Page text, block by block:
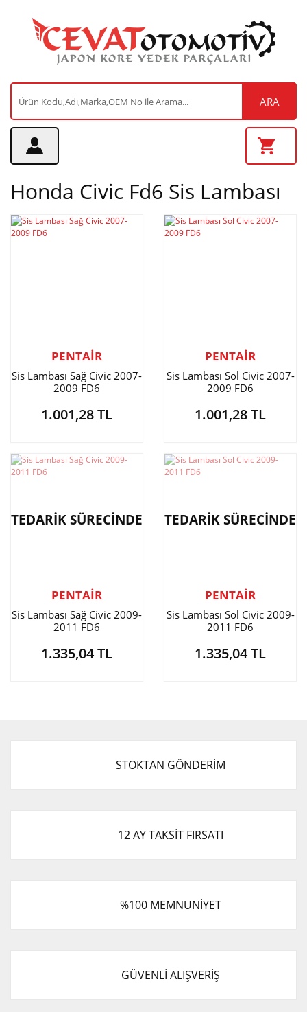
ARA
Honda Civic Fd6 Sis Lambası
PENTAİR
Sis Lambası Sağ Civic 2007-
2009 FD6
1.001,28 TL
PENTAİR
Sis Lambası Sol Civic 2007-
2009 FD6
1.001,28 TL
TEDARİK SÜRECİNDE
PENTAİR
Sis Lambası Sağ Civic 2009-
2011 FD6
1.335,04 TL
TEDARİK SÜRECİNDE
PENTAİR
Sis Lambası Sol Civic 2009-
2011 FD6
1.335,04 TL
STOKTAN GÖNDERİM
12 AY TAKSİT FIRSATI
%100 MEMNUNİYET
GÜVENLİ ALIŞVERİŞ